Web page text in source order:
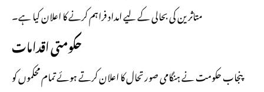
متاثرین کی بحالی کے لیے امداد فراہم کرنے کا اعلان کیا ہے۔
حکومتی اقدامات
پنجاب حکومت نے ہنگامی صورتحال کا اعلان کرتے ہوئے تمام محکموں کو